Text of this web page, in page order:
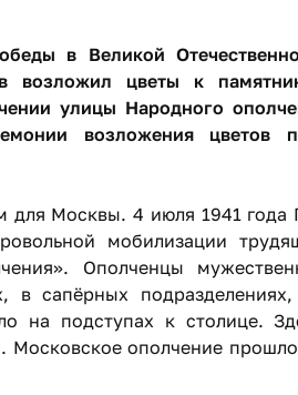
в Великой
возложил цветы к
улицы Народного
возложения цветов
Москвы. 4 июля 1941 года
мобилизации
Ополченцы
в сапёрных
на подступах к столице.
Московское ополчение